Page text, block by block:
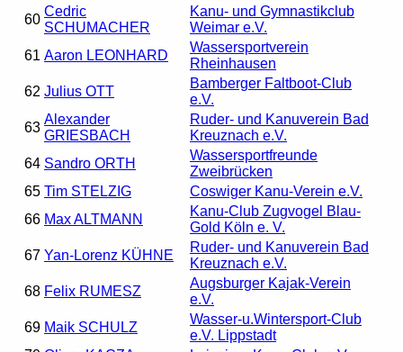
60
Cedric
SCHUMACHER
Kanu- und Gymnastikclub
Weimar e.V.
61 Aaron LEONHARD
Wassersportverein
Rheinhausen
62 Julius OTT
Bamberger Faltboot-Club
e.V.
63
Alexander
GRIESBACH
Ruder- und Kanuverein Bad
Kreuznach e.V.
64 Sandro ORTH
Wassersportfreunde
Zweibrücken
65 Tim STELZIG
Coswiger Kanu-Verein e.V.
66 Max ALTMANN
Kanu-Club Zugvogel Blau-
Gold Köln e. V.
67 Yan-Lorenz KÜHNE
Ruder- und Kanuverein Bad
Kreuznach e.V.
68 Felix RUMESZ
Augsburger Kajak-Verein
e.V.
69 Maik SCHULZ
Wasser-u.Wintersport-Club
e.V. Lippstadt